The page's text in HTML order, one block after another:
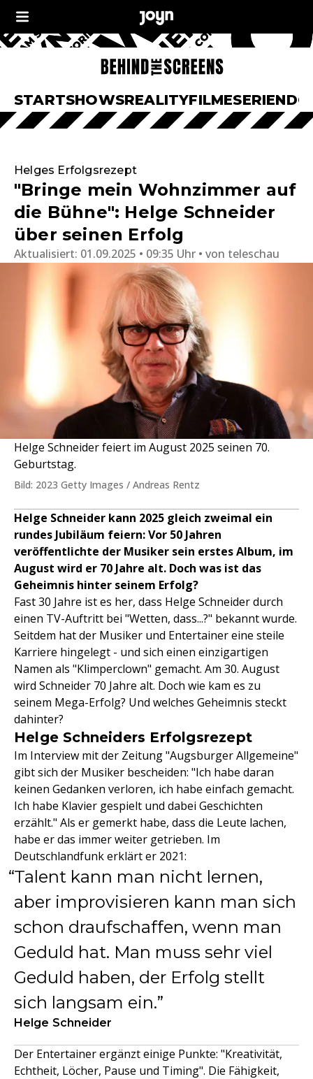
STARTSHOWSREALITYFILMESERIEN
Helges Erfolgsrezept
"Bringe mein Wohnzimmer auf
die Bühne": Helge Schneider
über seinen Erfolg
Aktualisiert: 01.09.2025 • 09:35 Uhr von teleschau
Helge Schneider feiert im August 2025 seinen 70.
Geburtstag.
Bild: 2023 Getty Images / Andreas Rentz
Helge Schneider kann 2025 gleich zweimal ein
rundes Jubiläum feiern: Vor 50 Jahren
veröffentlichte der Musiker sein erstes Album, im
August wird er 70 Jahre alt. Doch was ist das
Geheimnis hinter seinem Erfolg?
Fast 30 Jahre ist es her, dass Helge Schneider durch
einen TV-Auftritt bei "Wetten, dass...?" bekannt wurde.
Seitdem hat der Musiker und Entertainer eine steile
Karriere hingelegt - und sich einen einzigartigen
Namen als "Klimperclown" gemacht. Am 30. August
wird Schneider 70 Jahre alt. Doch wie kam es zu
seinem Mega-Erfolg? Und welches Geheimnis steckt
dahinter?
Helge Schneiders Erfolgsrezept
Im Interview mit der Zeitung "Augsburger Allgemeine"
gibt sich der Musiker bescheiden: "Ich habe daran
keinen Gedanken verloren, ich habe einfach gemacht.
Ich habe Klavier gespielt und dabei Geschichten
erzählt." Als er gemerkt habe, dass die Leute lachen,
habe er das immer weiter getrieben. Im
Deutschlandfunk erklärt er 2021:
Talent kann man nicht lernen,
aber improvisieren kann man sich
schon draufschaffen, wenn man
Geduld hat. Man muss sehr viel
Geduld haben, der Erfolg stellt
sich langsam ein.
Helge Schneider
Der Entertainer ergänzt einige Punkte: "Kreativität,
Echtheit, Löcher, Pause und Timing". Die Fähigkeit,